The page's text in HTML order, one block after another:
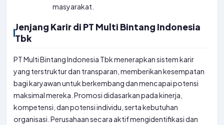
masyarakat.
Jenjang Karir di PT Multi Bintang Indonesia
Tbk
PT Multi Bintang Indonesia Tbk menerapkan sistem karir
yang terstruktur dan transparan, memberikan kesempatan
bagi karyawan untuk berkembang dan mencapai potensi
maksimal mereka. Promosi didasarkan pada kinerja,
kompetensi, dan potensi individu, serta kebutuhan
organisasi. Perusahaan secara aktif mengidentifikasi dan